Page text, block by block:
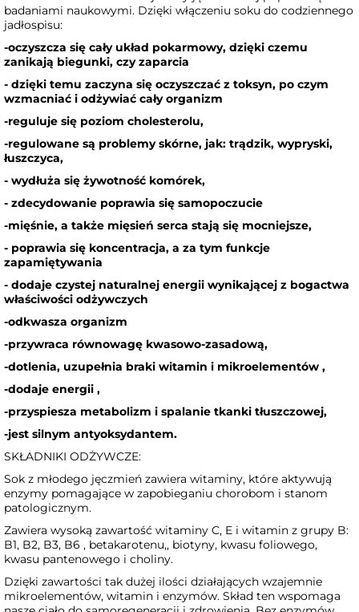
badaniami naukowymi. Dzięki włączeniu soku do codziennego
jadłospisu:
-oczyszcza się cały układ pokarmowy, dzięki czemu
zanikają biegunki, czy zaparcia
- dzięki temu zaczyna się oczyszczać z toksyn, po czym
wzmacniać i odżywiać cały organizm
-reguluje się poziom cholesterolu,
-regulowane są problemy skórne, jak: trądzik, wypryski,
łuszczyca,
- wydłuża się żywotność komórek,
- zdecydowanie poprawia się samopoczucie
-mięśnie, a także mięsień serca stają się mocniejsze,
- poprawia się koncentracja, a za tym funkcje
zapamiętywania
- dodaje czystej naturalnej energii wynikającej z bogactwa
właściwości odżywczych
-odkwasza organizm
-przywraca równowagę kwasowo-zasadową,
-dotlenia, uzupełnia braki witamin i mikroelementów ,
-dodaje energii ,
-przyspiesza metabolizm i spalanie tkanki tłuszczowej,
-jest silnym antyoksydantem.
SKŁADNIKI ODŻYWCZE:
Sok z młodego jęczmień zawiera witaminy, które aktywują
enzymy pomagające w zapobieganiu chorobom i stanom
patologicznym.
Zawiera wysoką zawartość witaminy C, E i witamin z grupy B:
B1, B2, B3, B6 , betakarotenu,, biotyny, kwasu foliowego,
kwasu pantenowego i choliny.
Dzięki zawartości tak dużej ilości działających wzajemnie
mikroelementów, witamin i enzymów. Skład ten wspomaga